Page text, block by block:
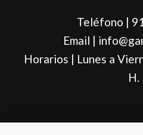
k
a
m
Teléfono |
Email |
Horarios | Lunes a
H.